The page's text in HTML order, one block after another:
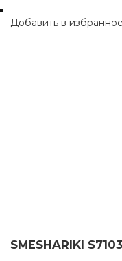
Добавить в избранное
SMESHARIKI